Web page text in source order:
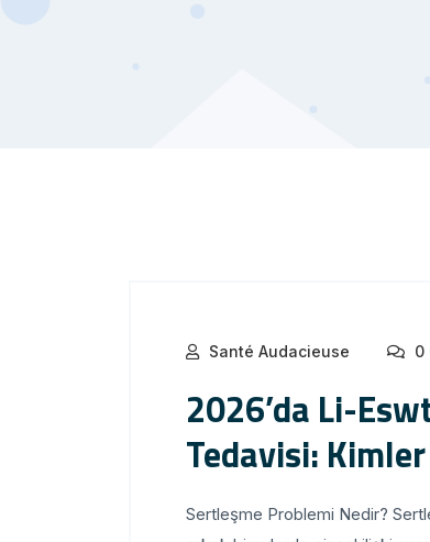
Santé Audacieuse 0
2026’da Li-
Tedavisi:
Sertleşme Problemi Nedir?